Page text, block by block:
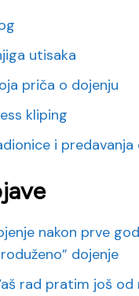
utisaka
priča o dojenju
kliping
i predavanja
nakon prve
dojenje
rad pratim još od